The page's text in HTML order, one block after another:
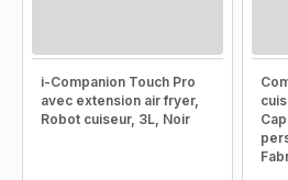
i-Companion Touch Pro
avec extension air fryer,
Robot cuiseur, 3L, Noir